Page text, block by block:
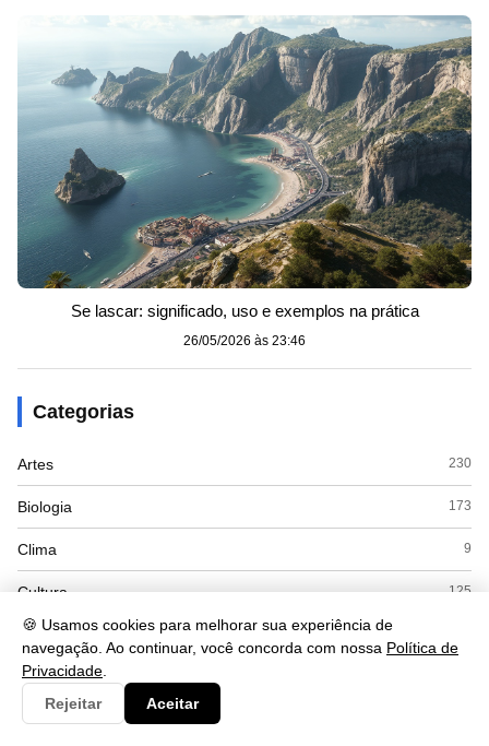
🍪 Usamos cookies para melhorar sua experiência de
navegação. Ao continuar, você concorda com nossa Política de
Privacidade
Rejeitar
Aceitar
Se lascar: significado, uso e exemplos na prática
26/05/2026 às 23:46
Categorias
Artes 230
Biologia 173
Clima 9
Cultura 125
Economia
Educacao
ENEM